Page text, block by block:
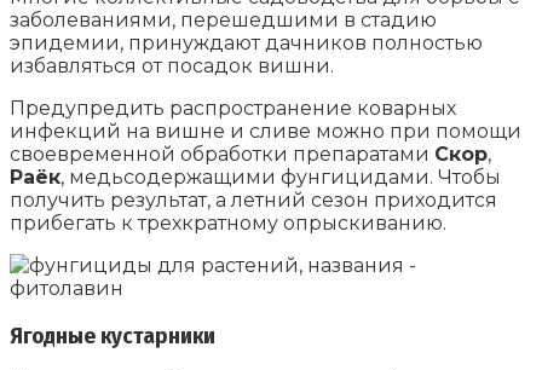
заболеваниями, перешедшими в стадию
эпидемии, принуждают дачников полностью
избавляться от посадок вишни.
Предупредить распространение коварных
инфекций на вишне и сливе можно при помощи
своевременной обработки препаратами Скор,
Раёк, медьсодержащими фунгицидами. Чтобы
получить результат, а летний сезон приходится
прибегать к трехкратному опрыскиванию.
Ягодные кустарники